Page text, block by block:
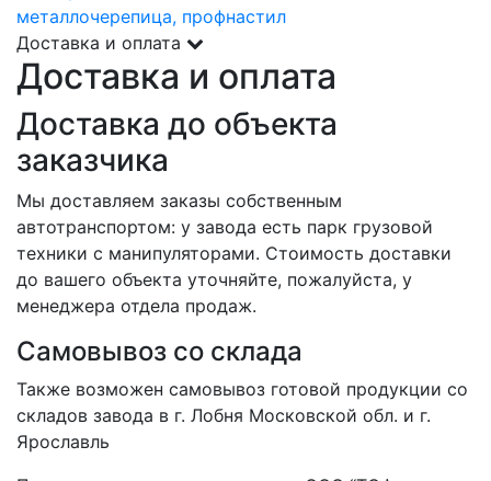
металлочерепица, профнастил
Доставка и оплата
Доставка и оплата
Доставка до объекта
заказчика
Мы доставляем заказы собственным
автотранспортом: у завода есть парк грузовой
техники с манипуляторами. Стоимость доставки
до вашего объекта уточняйте, пожалуйста, у
менеджера отдела продаж.
Самовывоз со склада
Также возможен самовывоз готовой продукции со
складов завода в г. Лобня Московской обл. и г.
Ярославль